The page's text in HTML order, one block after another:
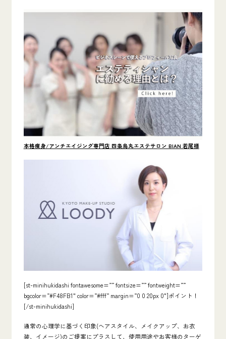
本格痩身/アンチエイジング専門店 四条烏丸エステサロン BIAN 若尾様
[st-minihukidashi fontawesome=”” fontsize=”” fontweight=””
bgcolor=”#F48FB1″ color=”#fff” margin=”0 0 20px 0″]ポイント！
[/st-minihukidashi]
通常の心理学に基づく印象(ヘアスタイル、メイクアップ、お衣
装、イメージ)のご提案にプラスして、使用用途やお客様のターゲ